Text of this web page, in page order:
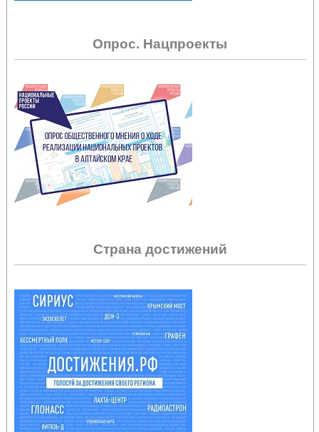
Опрос. Нацпроекты
Страна достижений